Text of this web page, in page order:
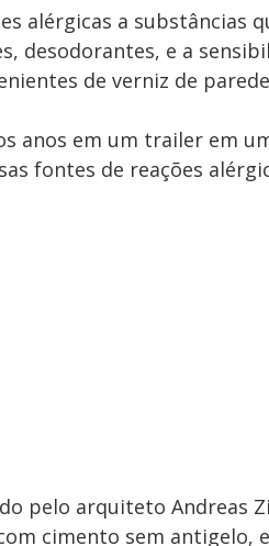
alérgicas a substâncias
desodorantes, e a
de verniz de
anos em um trailer em
fontes de reações
pelo arquiteto Andreas
cimento sem antigelo,